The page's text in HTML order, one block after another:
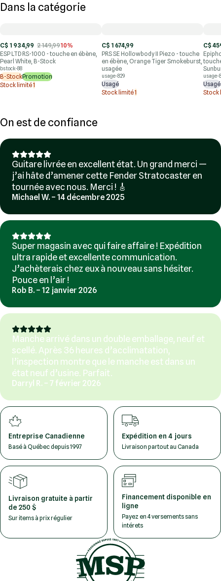
Dans la catégorie
C$ 1 934,99 2 149,9910%
ESP LTD RS-1000 - touche en ébène,
Pearl White, B-Stock
bstock-88
B-StockPromotion
Stock limité1
C$ 1 674,99
PRS SE Hollowbody II Piezo - touche
en ébène, Orange Tiger Smokeburst,
usagée
usage-829
Usagé
Stock limité1
C$
usage-
Usagé
Stock
On est de confiance
Guitare livrée en excellent état. Un grand merci —
j’ai hâte d’amener cette Fender Stratocaster en
tournée avec nous. Merci ! 🎸
Michael W. – 14 décembre 2025
Super magasin avec qui faire affaire ! Expédition
ultra rapide et excellente communication.
J’achèterais chez eux à nouveau sans hésiter.
Pouce en l’air !
Rob B. – 12 janvier 2026
Manche arrivé dans un double emballage, neuf et
scellé. Après 36 heures d’acclimatation,
l’inspection montre que le manche est dans un
état neuf d’usine. Parfait.
Darryl R. – 7 février 2026
Entreprise Canadienne
Basé à Québec depuis 1997
Expédition en 4 jours
Livraison partout au Canada
Livraison gratuite à partir
de 250 $
Sur items à prix régulier
Financement disponible en
ligne
Payez en 4 versements sans
intérets